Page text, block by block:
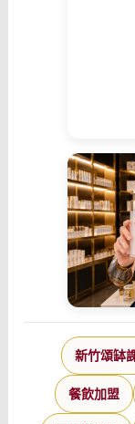
新竹頌缽
餐飲加盟